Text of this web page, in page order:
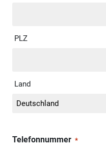
PLZ
Land
Telefonnummer *